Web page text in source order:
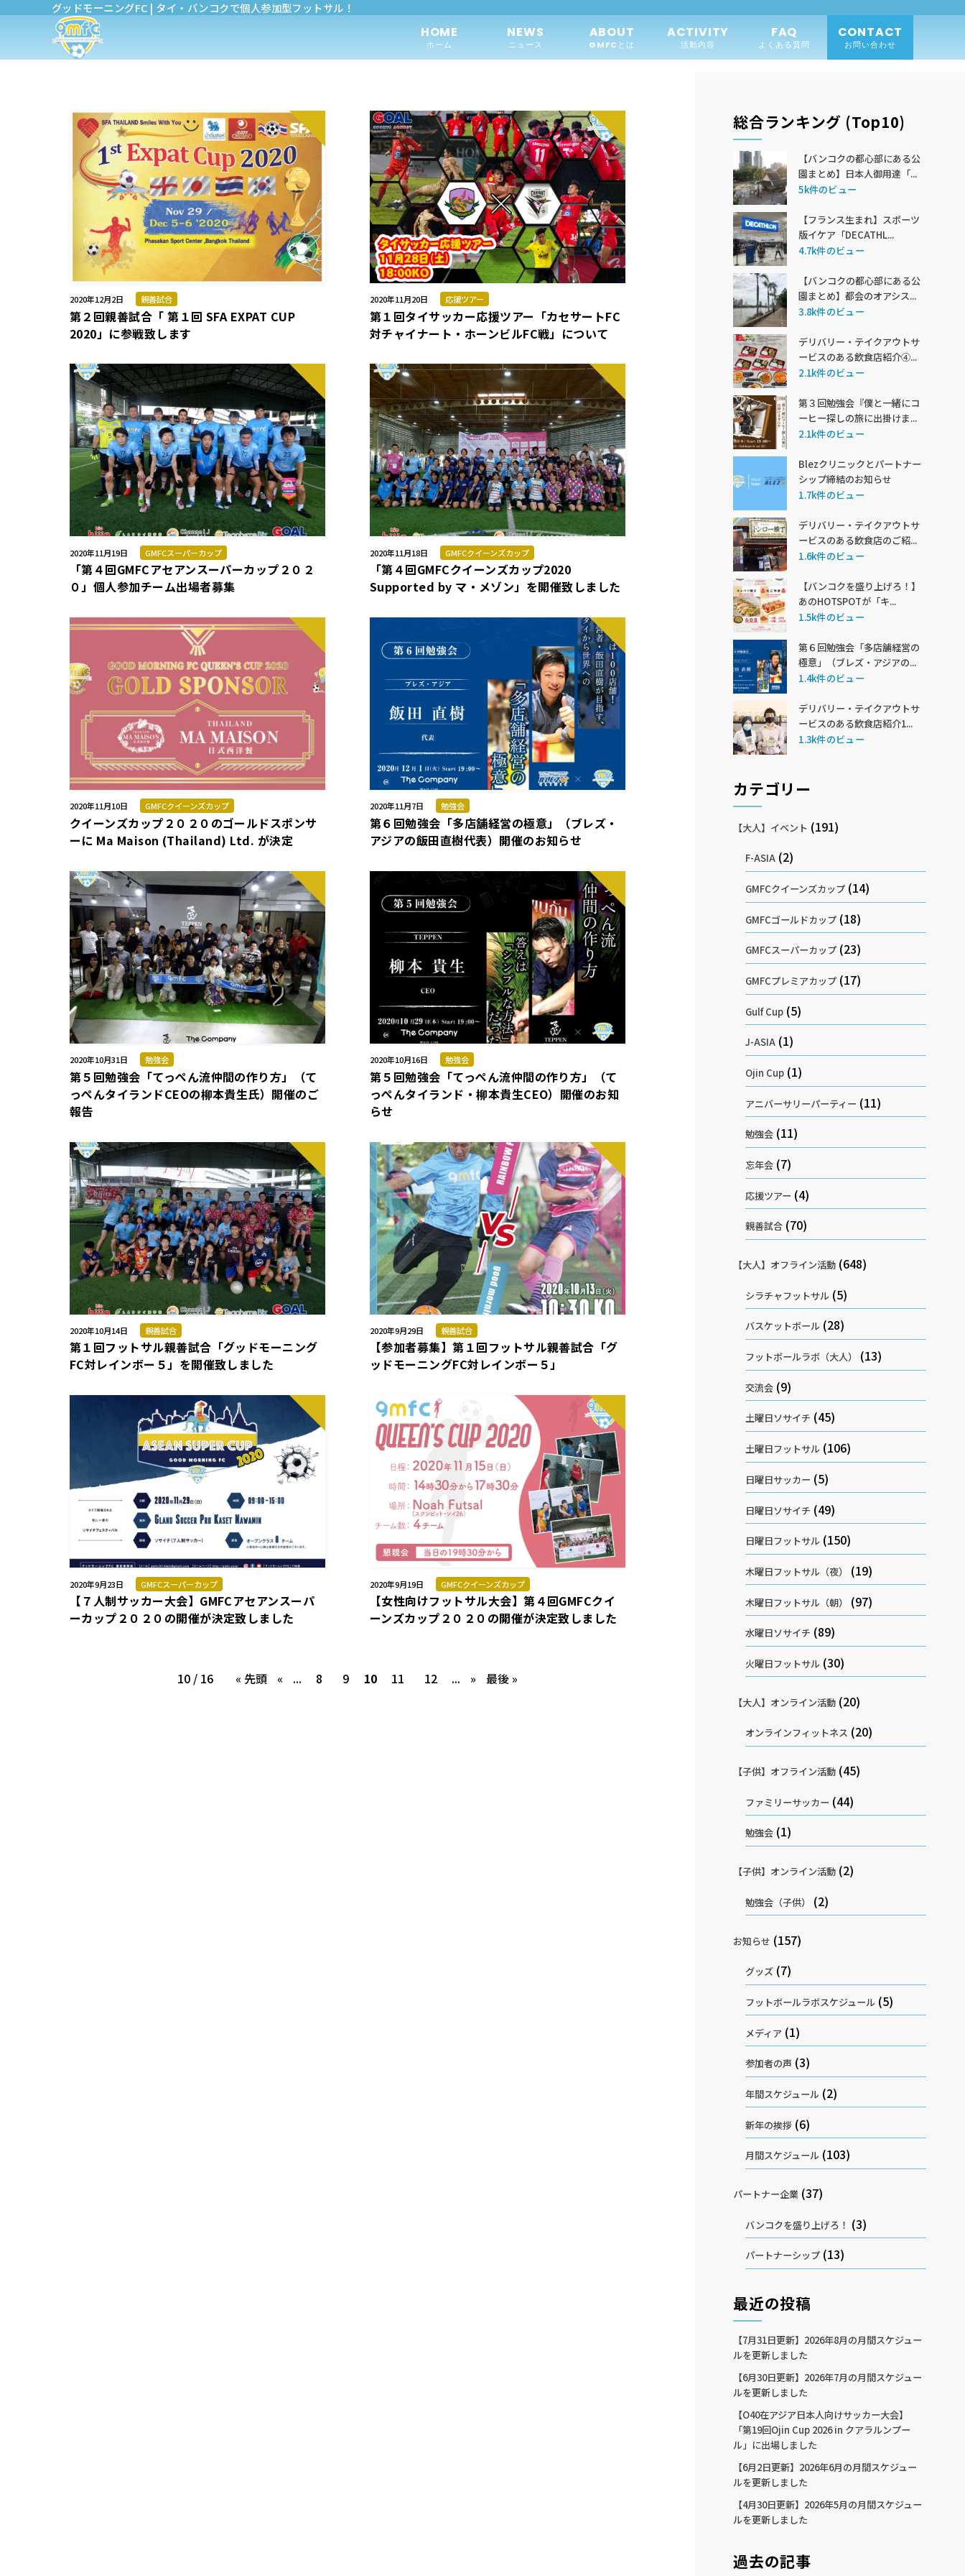
グッドモーニングFC | タイ・バンコクで個人参加型フットサル！
HOME
ホーム
NEWS
ニュース
ABOUT
GMFCとは
ACTIVITY
活動内容
FAQ
よくある質問
CONTACT
お問い合わせ
2020年12月2日 親善試合
第２回親善試合「 第１回 SFA EXPAT CUP
2020」に参戦致します
2020年11月20日 応援ツアー
第１回タイサッカー応援ツアー「カセサートFC
対チャイナート・ホーンビルFC戦」について
2020年11月19日 GMFCスーパーカップ
「第４回GMFCアセアンスーパーカップ２０２
０」個人参加チーム出場者募集
2020年11月18日 GMFCクイーンズカップ
「第４回GMFCクイーンズカップ2020
Supported by マ・メゾン」を開催致しました
2020年11月10日 GMFCクイーンズカップ
クイーンズカップ２０２０のゴールドスポンサ
ーに Ma Maison (Thailand) Ltd. が決定
2020年11月7日 勉強会
第６回勉強会「多店舗経営の極意」（ブレズ・
アジアの飯田直樹代表）開催のお知らせ
2020年10月31日 勉強会
第５回勉強会「てっぺん流仲間の作り方」（て
っぺんタイランドCEOの柳本貴生氏）開催のご
報告
2020年10月16日 勉強会
第５回勉強会「てっぺん流仲間の作り方」（て
っぺんタイランド・柳本貴生CEO）開催のお知
らせ
2020年10月14日 親善試合
第１回フットサル親善試合「グッドモーニング
FC対レインボー５」を開催致しました
2020年9月29日 親善試合
【参加者募集】第１回フットサル親善試合「グ
ッドモーニングFC対レインボー５」
2020年9月23日 GMFCスーパーカップ
【７人制サッカー大会】GMFCアセアンスーパ
ーカップ２０２０の開催が決定致しました
2020年9月19日 GMFCクイーンズカップ
【女性向けフットサル大会】第４回GMFCクイ
ーンズカップ２０２０の開催が決定致しました
10 / 16 « 先頭 « ... 8 9 10 11 12 ... » 最後 »
総合ランキング (Top10)
【バンコクの都心部にある公
園まとめ】日本人御用達「...
5k件のビュー
【フランス生まれ】スポーツ
版イケア「DECATHL...
4.7k件のビュー
【バンコクの都心部にある公
園まとめ】都会のオアシス...
3.8k件のビュー
デリバリー・テイクアウトサ
ービスのある飲食店紹介④...
2.1k件のビュー
第３回勉強会『僕と一緒にコ
ーヒー探しの旅に出掛けま...
2.1k件のビュー
Blezクリニックとパートナー
シップ締結のお知らせ
1.7k件のビュー
デリバリー・テイクアウトサ
ービスのある飲食店のご紹...
1.6k件のビュー
【バンコクを盛り上げろ！】
あのHOTSPOTが「キ...
1.5k件のビュー
第６回勉強会「多店舗経営の
極意」（ブレズ・アジアの...
1.4k件のビュー
デリバリー・テイクアウトサ
ービスのある飲食店紹介1...
1.3k件のビュー
カテゴリー
【大人】イベント (191)
F-ASIA(2)
GMFCクイーンズカップ(14)
GMFCゴールドカップ(18)
GMFCスーパーカップ(23)
GMFCプレミアカップ(17)
Gulf Cup(5)
J-ASIA(1)
Ojin Cup(1)
アニバーサリーパーティー (11)
勉強会(11)
忘年会(7)
応援ツアー (4)
親善試合(70)
【大人】オフライン活動 (648)
シラチャフットサル(5)
バスケットボール(28)
フットボールラボ（大人） (13)
交流会(9)
土曜日ソサイチ (45)
土曜日フットサル(106)
日曜日サッカー (5)
日曜日ソサイチ (49)
日曜日フットサル(150)
木曜日フットサル（夜） (19)
木曜日フットサル（朝） (97)
水曜日ソサイチ (89)
火曜日フットサル(30)
【大人】オンライン活動 (20)
オンラインフィットネス (20)
【子供】オフライン活動 (45)
ファミリーサッカー (44)
勉強会(1)
【子供】オンライン活動 (2)
勉強会（子供） (2)
お知らせ (157)
グッズ(7)
フットボールラボスケジュール(5)
メディア (1)
参加者の声 (3)
年間スケジュール(2)
新年の挨拶 (6)
月間スケジュール(103)
パートナー企業 (37)
バンコクを盛り上げろ！ (3)
パートナーシップ(13)
最近の投稿
【7月31日更新】2026年8月の月間スケジュー
ルを更新しました
【6月30日更新】2026年7月の月間スケジュー
ルを更新しました
【O40在アジア日本人向けサッカー大会】
「第19回Ojin Cup 2026 in クアラルンプー
ル」に出場しました
【6月2日更新】2026年6月の月間スケジュー
ルを更新しました
【4月30日更新】2026年5月の月間スケジュー
ルを更新しました
過去の記事